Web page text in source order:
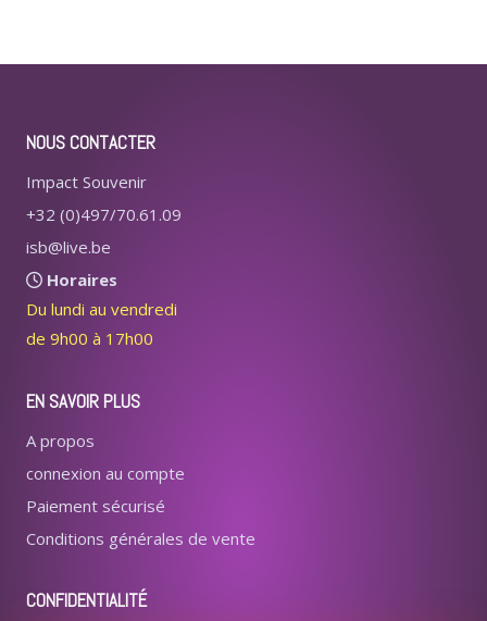
NOUS CONTACTER
Impact Souvenir
+32 (0)497/70.61.09
isb@live.be
Horaires
Du lundi au vendredi
de 9h00 à 17h00
EN SAVOIR PLUS
A propos
connexion au compte
Paiement sécurisé
Conditions générales de vente
CONFIDENTIALITÉ